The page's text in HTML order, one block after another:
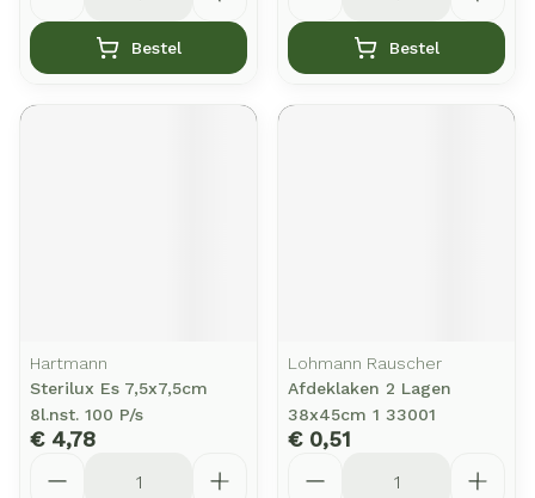
Bestel Bestel
Hartmann
Sterilux Es 7,5x7,5cm
8l.nst. 100 P/s
€ 4,78
Lohmann Rauscher
Afdeklaken 2 Lagen
38x45cm 1 33001
€ 0,51